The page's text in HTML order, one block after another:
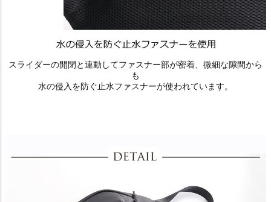
スライダーの開閉と連動してファスナー部が密着、微細な隙間から
も
水の侵入を防ぐ止水ファスナーが使われています。